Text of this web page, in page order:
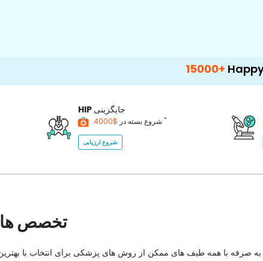
Happy Patients
HIP جایگزینی
شروع بسته در *
شروع ارزیابی
تخصص ها